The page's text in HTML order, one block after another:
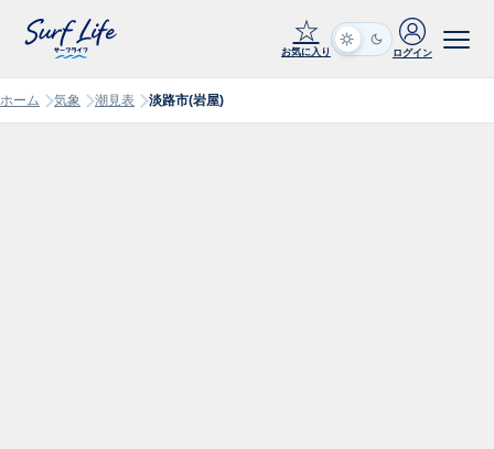
☆
お気に入り ログイン
ホーム 気象 潮見表 淡路市(岩屋)